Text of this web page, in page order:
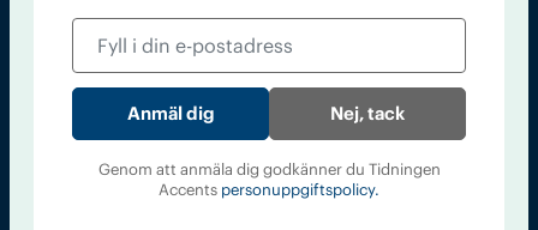
Tidningen Accent, A4, Bondegatan 21, 116 33 Stockholm
accent@iogt.se
Chefredaktör och ansvarig utgivare: Barbro Janson Lundkvist,
barbro@a4.se.
Nej, tack
Genom att anmäla dig godkänner du Tidningen
Accents personuppgiftspolicy.